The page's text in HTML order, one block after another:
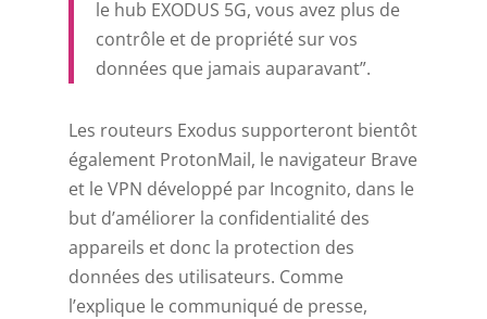
le hub EXODUS 5G, vous avez plus de
contrôle et de propriété sur vos
données que jamais auparavant”.
Les routeurs Exodus supporteront bientôt
également ProtonMail, le navigateur Brave
et le VPN développé par Incognito, dans le
but d’améliorer la confidentialité des
appareils et donc la protection des
données des utilisateurs. Comme
l’explique le communiqué de presse,